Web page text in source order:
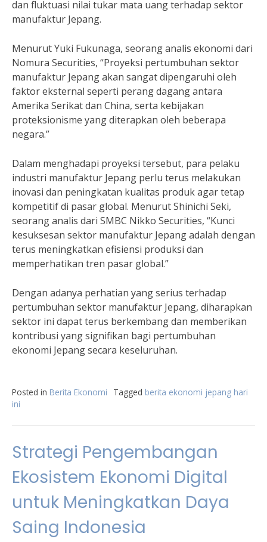
dan fluktuasi nilai tukar mata uang terhadap sektor
manufaktur Jepang.
Menurut Yuki Fukunaga, seorang analis ekonomi dari
Nomura Securities, “Proyeksi pertumbuhan sektor
manufaktur Jepang akan sangat dipengaruhi oleh
faktor eksternal seperti perang dagang antara
Amerika Serikat dan China, serta kebijakan
proteksionisme yang diterapkan oleh beberapa
negara.”
Dalam menghadapi proyeksi tersebut, para pelaku
industri manufaktur Jepang perlu terus melakukan
inovasi dan peningkatan kualitas produk agar tetap
kompetitif di pasar global. Menurut Shinichi Seki,
seorang analis dari SMBC Nikko Securities, “Kunci
kesuksesan sektor manufaktur Jepang adalah dengan
terus meningkatkan efisiensi produksi dan
memperhatikan tren pasar global.”
Dengan adanya perhatian yang serius terhadap
pertumbuhan sektor manufaktur Jepang, diharapkan
sektor ini dapat terus berkembang dan memberikan
kontribusi yang signifikan bagi pertumbuhan
ekonomi Jepang secara keseluruhan.
Posted in Berita Ekonomi Tagged berita ekonomi jepang hari
ini
Strategi Pengembangan
Ekosistem Ekonomi Digital
untuk Meningkatkan Daya
Saing Indonesia